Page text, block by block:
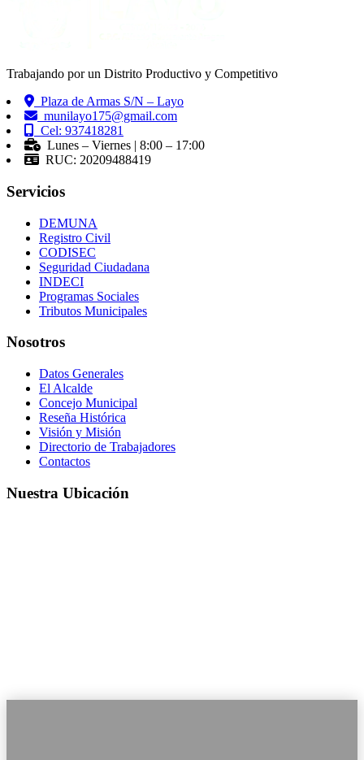
Trabajando por un Distrito Productivo y Competitivo
Plaza de Armas S/N – Layo
munilayo175@gmail.com
Cel: 937418281
Lunes – Viernes | 8:00 – 17:00
RUC: 20209488419
Servicios
DEMUNA
Registro Civil
CODISEC
Seguridad Ciudadana
INDECI
Programas Sociales
Tributos Municipales
Nosotros
Datos Generales
El Alcalde
Concejo Municipal
Reseña Histórica
Visión y Misión
Directorio de Trabajadores
Contactos
Nuestra Ubicación